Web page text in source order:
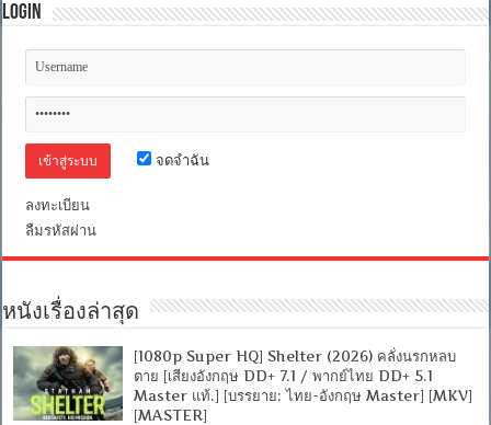
Login
จดจำฉัน
ลงทะเบียน
ลืมรหัสผ่าน
หนังเรื่องล่าสุด
[1080p Super HQ] Shelter (2026) คลั่งนรกหลบ
ตาย [เสียงอังกฤษ DD+ 7.1 / พากย์ไทย DD+ 5.1
Master แท้.] [บรรยาย: ไทย-อังกฤษ Master] [MKV]
[MASTER]